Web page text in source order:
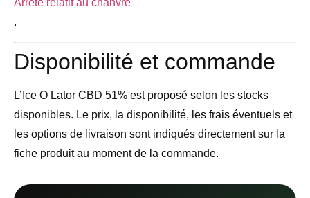
.
Disponibilité et commande
L’Ice O Lator CBD 51% est proposé selon les stocks
disponibles. Le prix, la disponibilité, les frais éventuels et
les options de livraison sont indiqués directement sur la
fiche produit au moment de la commande.